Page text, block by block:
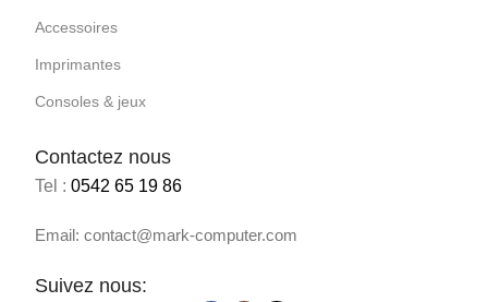
Accessoires
Imprimantes
Consoles & jeux
Contactez nous
Tel : 0542 65 19 86
Email: contact@mark-computer.com
Suivez nous: